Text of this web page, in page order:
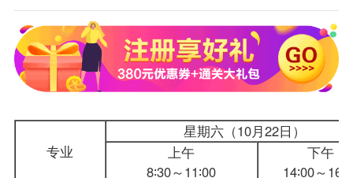
专业
星期六（10月22日）
上午
8∶30～11∶00
下午
14∶00～